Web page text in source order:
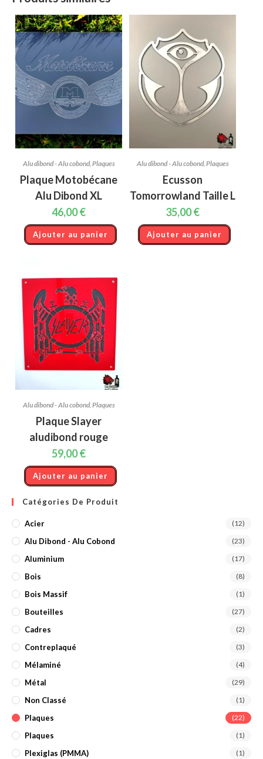
Alu dibond - Alu cobond, Plaques
Plaque Motobécane
Alu Dibond XL
46,00€
Ajouter au panier
Alu dibond - Alu cobond, Plaques
Ecusson
Tomorrowland Taille L
35,00€
Ajouter au panier
Alu dibond - Alu cobond,Plaques
Plaque Slayer
aludibond rouge
59,00€
Ajouter au panier
Catégories De Produit
Acier (12)
Alu Dibond - Alu Cobond (23)
Aluminium (17)
Bois (8)
Bois Massif (1)
Bouteilles (27)
Cadres (2)
Contreplaqué (3)
Mélaminé (4)
Métal (29)
Non Classé (1)
Plaques (22)
Plaques (1)
Plexiglas (PMMA) (1)